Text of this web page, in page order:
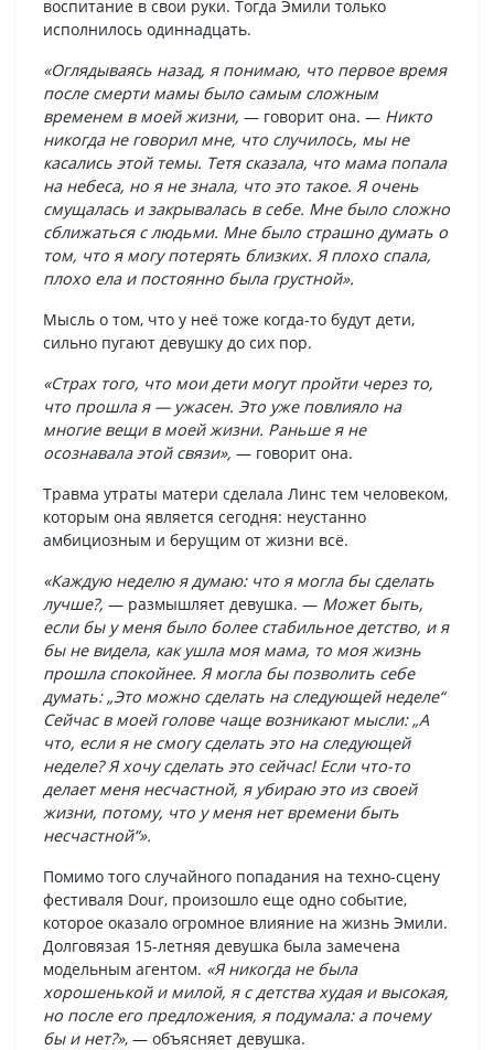
воспитание в свои руки. Тогда Эмили только
исполнилось одиннадцать.
«Оглядываясь назад, я понимаю, что первое время
после смерти мамы было самым сложным
временем в моей жизни, — говорит она. — Никто
никогда не говорил мне, что случилось, мы не
касались этой темы. Тетя сказала, что мама попала
на небеса, но я не знала, что это такое. Я очень
смущалась и закрывалась в себе. Мне было сложно
сближаться с людьми. Мне было страшно думать о
том, что я могу потерять близких. Я плохо спала,
плохо ела и постоянно была грустной».
Мысль о том, что у неё тоже когда-то будут дети,
сильно пугают девушку до сих пор.
«Страх того, что мои дети могут пройти через то,
что прошла я — ужасен. Это уже повлияло на
многие вещи в моей жизни. Раньше я не
осознавала этой связи», — говорит она.
Травма утраты матери сделала Линс тем человеком,
которым она является сегодня: неустанно
амбициозным и берущим от жизни всё.
«Каждую неделю я думаю: что я могла бы сделать
лучше?, — размышляет девушка. — Может быть,
если бы у меня было более стабильное детство, и я
бы не видела, как ушла моя мама, то моя жизнь
прошла спокойнее. Я могла бы позволить себе
думать: „Это можно сделать на следующей неделе“
Сейчас в моей голове чаще возникают мысли: „А
что, если я не смогу сделать это на следующей
неделе? Я хочу сделать это сейчас! Если что-то
делает меня несчастной, я убираю это из своей
жизни, потому, что у меня нет времени быть
несчастной“».
Помимо того случайного попадания на техно-сцену
фестиваля Dour, произошло еще одно событие,
которое оказало огромное влияние на жизнь Эмили.
Долговязая 15-летняя девушка была замечена
модельным агентом. «Я никогда не была
хорошенькой и милой, я с детства худая и высокая,
но после его предложения, я подумала: а почему
бы и нет?», — объясняет девушка.